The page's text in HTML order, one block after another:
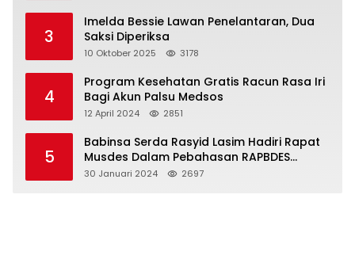
3
Imelda Bessie Lawan Penelantaran, Dua
Saksi Diperiksa
10 Oktober 2025 3178
4
Program Kesehatan Gratis Racun Rasa Iri
Bagi Akun Palsu Medsos
12 April 2024 2851
5
Babinsa Serda Rasyid Lasim Hadiri Rapat
Musdes Dalam Pebahasan RAPBDES
Bereliku 2024
30 Januari 2024 2697